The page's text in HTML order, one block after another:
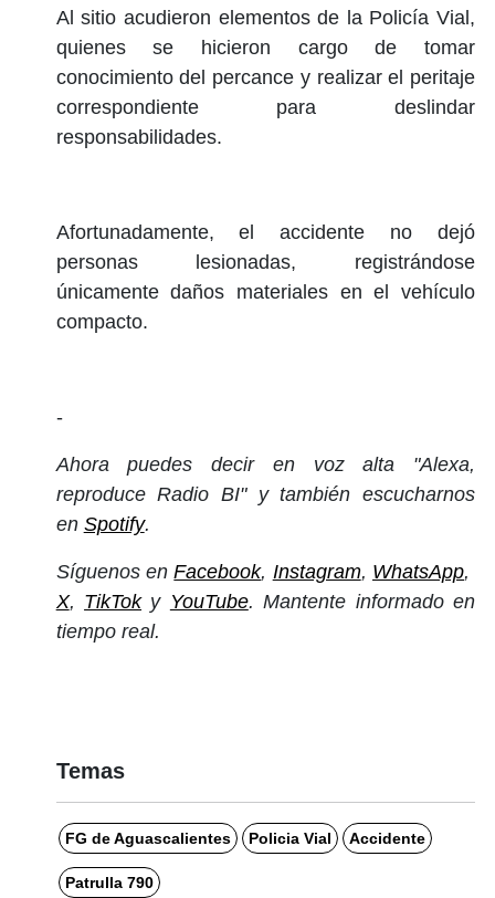
Al sitio acudieron elementos de la Policía Vial,
quienes se hicieron cargo de tomar
conocimiento del percance y realizar el peritaje
correspondiente para deslindar
responsabilidades.
Afortunadamente, el accidente no dejó
personas lesionadas, registrándose
únicamente daños materiales en el vehículo
compacto.
-
Ahora puedes decir en voz alta "Alexa,
reproduce Radio BI" y también escucharnos
en Spotify.
Síguenos enFacebook, Instagram, WhatsApp,
X, TikToky YouTube. Mantente informado en
tiempo real.
Temas
FG de Aguascalientes Policia Vial Accidente
Patrulla 790